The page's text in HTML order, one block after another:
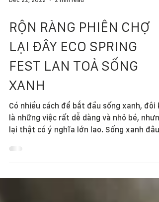
Dec 22, 2022 2 min read
RỘN RÀNG PHIÊN CHỢ
LẠI ĐÂY ECO SPRING
FEST LAN TOẢ SỐNG
XANH
Có nhiều cách để bắt đầu sống xanh, đôi
lại thật có ý nghĩa lớn lao. Sống xanh đâu
phải là...